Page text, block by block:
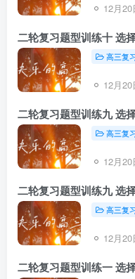
12月20
二轮复习题型训练十 选
高三复
12月20
二轮复习题型训练九 选
高三复
12月20
二轮复习题型训练九 选
高三复
12月20
二轮复习题型训练一 选